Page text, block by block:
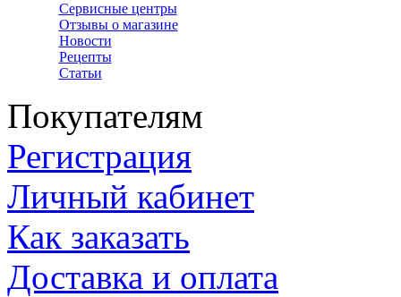
Сервисные центры
Отзывы о магазине
Новости
Рецепты
Статьи
Покупателям
Регистрация
Личный кабинет
Как заказать
Доставка и оплата